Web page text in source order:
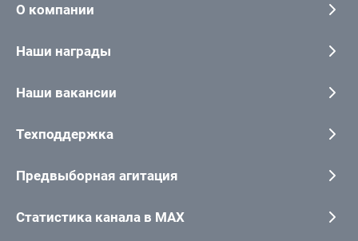
О компании
Наши награды
Наши вакансии
Техподдержка
Предвыборная агитация
Статистика канала в MAX